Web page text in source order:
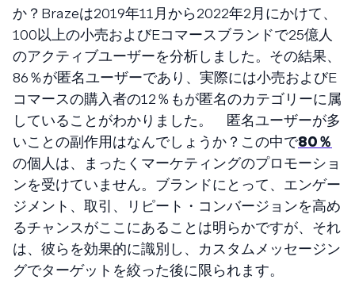
か？Brazeは2019年11月から2022年2月にかけて、
100以上の小売およびEコマースブランドで25億人
のアクティブユーザーを分析しました。その結果、
86％が匿名ユーザーであり、実際には小売およびE
コマースの購入者の12％もが匿名のカテゴリーに属
していることがわかりました。 匿名ユーザーが多
いことの副作用はなんでしょうか？この中で80％
の個人は、まったくマーケティングのプロモーショ
ンを受けていません。ブランドにとって、エンゲー
ジメント、取引、リピート・コンバージョンを高め
るチャンスがここにあることは明らかですが、それ
は、彼らを効果的に識別し、カスタムメッセージン
グでターゲットを絞った後に限られます。